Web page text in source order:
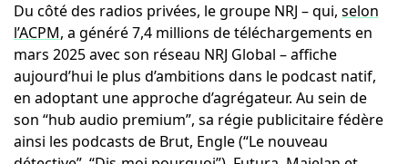
Du côté des radios privées, le groupe NRJ – qui, selon
l’ACPM, a généré 7,4 millions de téléchargements en
mars 2025 avec son réseau NRJ Global – affiche
aujourd’hui le plus d’ambitions dans le podcast natif,
en adoptant une approche d’agrégateur. Au sein de
son “hub audio premium”, sa régie publicitaire fédère
ainsi les podcasts de Brut, Engle (“Le nouveau